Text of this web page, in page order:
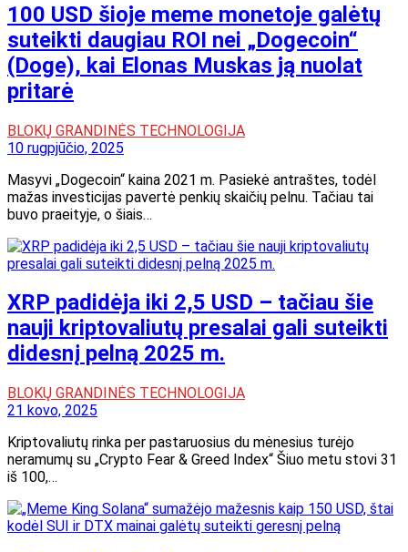
100 USD šioje meme monetoje galėtų
suteikti daugiau ROI nei „Dogecoin“
(Doge), kai Elonas Muskas ją nuolat
pritarė
BLOKŲ GRANDINĖS TECHNOLOGIJA
10 rugpjūčio, 2025
Masyvi „Dogecoin“ kaina 2021 m. Pasiekė antraštes, todėl
mažas investicijas pavertė penkių skaičių pelnu. Tačiau tai
buvo praeityje, o šiais…
XRP padidėja iki 2,5 USD – tačiau šie
nauji kriptovaliutų presalai gali suteikti
didesnį pelną 2025 m.
BLOKŲ GRANDINĖS TECHNOLOGIJA
21 kovo, 2025
Kriptovaliutų rinka per pastaruosius du mėnesius turėjo
neramumų su „Crypto Fear & Greed Index“ Šiuo metu stovi 31
iš 100,…